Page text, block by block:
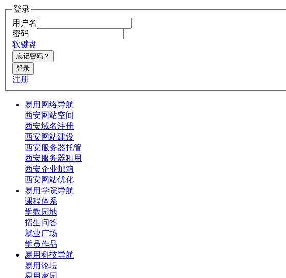
登录
用户名
密码
软键盘
注册
易用网络导航
西安网站空间
西安域名注册
西安网站建设
西安服务器托管
西安服务器租用
西安企业邮箱
西安网站优化
易用学院导航
课程体系
学教园地
招生问答
就业广场
学员作品
易用科技导航
易用论坛
易用家园